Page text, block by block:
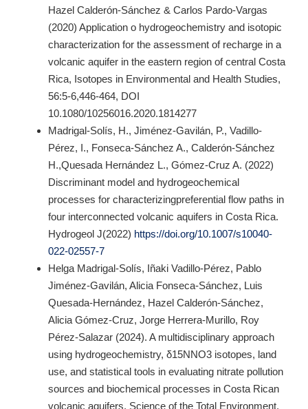
Hazel Calderón-Sánchez & Carlos Pardo-Vargas
(2020) Application o hydrogeochemistry and isotopic
characterization for the assessment of recharge in a
volcanic aquifer in the eastern region of central Costa
Rica, Isotopes in Environmental and Health Studies,
56:5-6,446-464, DOI
10.1080/10256016.2020.1814277
Madrigal-Solís, H., Jiménez-Gavilán, P., Vadillo-
Pérez, I., Fonseca-Sánchez A., Calderón-Sánchez
H.,Quesada Hernández L., Gómez-Cruz A. (2022)
Discriminant model and hydrogeochemical
processes for characterizingpreferential flow paths in
four interconnected volcanic aquifers in Costa Rica.
Hydrogeol J(2022) https://doi.org/10.1007/s10040-
022-02557-7
Helga Madrigal-Solís, Iñaki Vadillo-Pérez, Pablo
Jiménez-Gavilán, Alicia Fonseca-Sánchez, Luis
Quesada-Hernández, Hazel Calderón-Sánchez,
Alicia Gómez-Cruz, Jorge Herrera-Murillo, Roy
Pérez-Salazar (2024). A multidisciplinary approach
using hydrogeochemistry, δ15NNO3 isotopes, land
use, and statistical tools in evaluating nitrate pollution
sources and biochemical processes in Costa Rican
volcanic aquifers. Science of the Total Environment.